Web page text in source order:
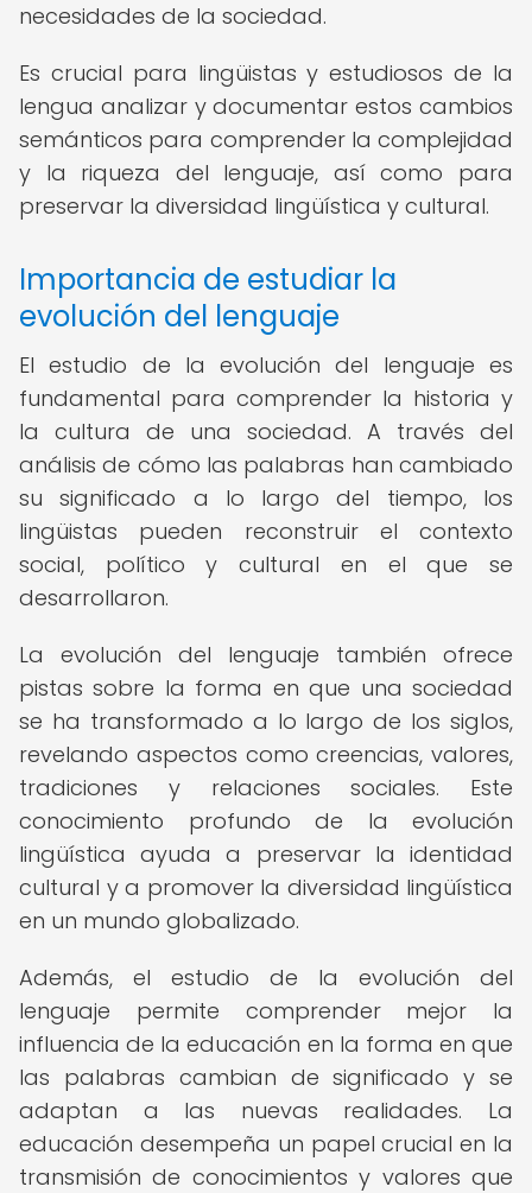
necesidades de la sociedad.
Es crucial para lingüistas y estudiosos de la
lengua analizar y documentar estos cambios
semánticos para comprender la complejidad
y la riqueza del lenguaje, así como para
preservar la diversidad lingüística y cultural.
Importancia de estudiar la
evolución del lenguaje
El estudio de la evolución del lenguaje es
fundamental para comprender la historia y
la cultura de una sociedad. A través del
análisis de cómo las palabras han cambiado
su significado a lo largo del tiempo, los
lingüistas pueden reconstruir el contexto
social, político y cultural en el que se
desarrollaron.
La evolución del lenguaje también ofrece
pistas sobre la forma en que una sociedad
se ha transformado a lo largo de los siglos,
revelando aspectos como creencias, valores,
tradiciones y relaciones sociales. Este
conocimiento profundo de la evolución
lingüística ayuda a preservar la identidad
cultural y a promover la diversidad lingüística
en un mundo globalizado.
Además, el estudio de la evolución del
lenguaje permite comprender mejor la
influencia de la educación en la forma en que
las palabras cambian de significado y se
adaptan a las nuevas realidades. La
educación desempeña un papel crucial en la
transmisión de conocimientos y valores que